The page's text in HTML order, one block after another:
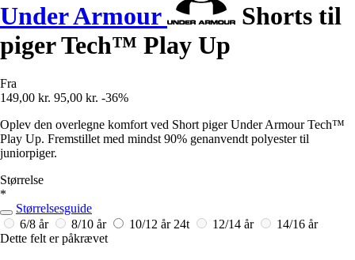
Under Armour
Shorts til
piger Tech™ Play Up
Fra
149,00 kr. 95,00 kr. -36%
Oplev den overlegne komfort ved Short piger Under Armour Tech™
Play Up. Fremstillet med mindst 90% genanvendt polyester til
juniorpiger.
Størrelse
*
Størrelsesguide
6/8 år
8/10 år 10/12 år 24t 12/14 år
14/16 år
Dette felt er påkrævet